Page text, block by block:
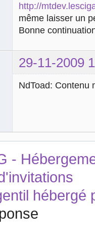
http://
même laisser un
Bonne
29-11-2009
NdToad: Contenu
-
hébergé